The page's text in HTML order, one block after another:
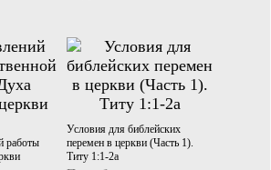
работы
Условия для библейских
перемен в церкви (Часть 1).
Титу 1:1-2а